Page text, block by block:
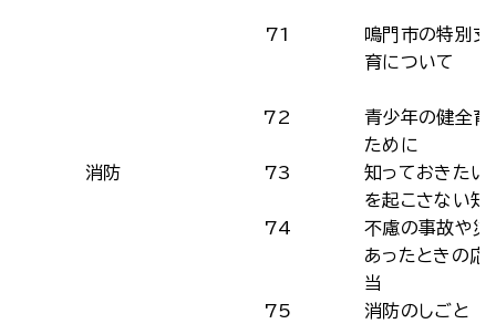
71
鳴門市の特別支
育について
72
青少年の健全育
ために
消防
73
知っておきたい
を起こさない知
74
不慮の事故や災
あったときの応
当
75
消防のしごと